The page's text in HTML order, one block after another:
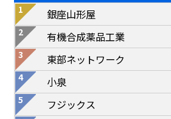
銀座山形屋
有機合成薬品工業
東部ネットワーク
小泉
フジックス